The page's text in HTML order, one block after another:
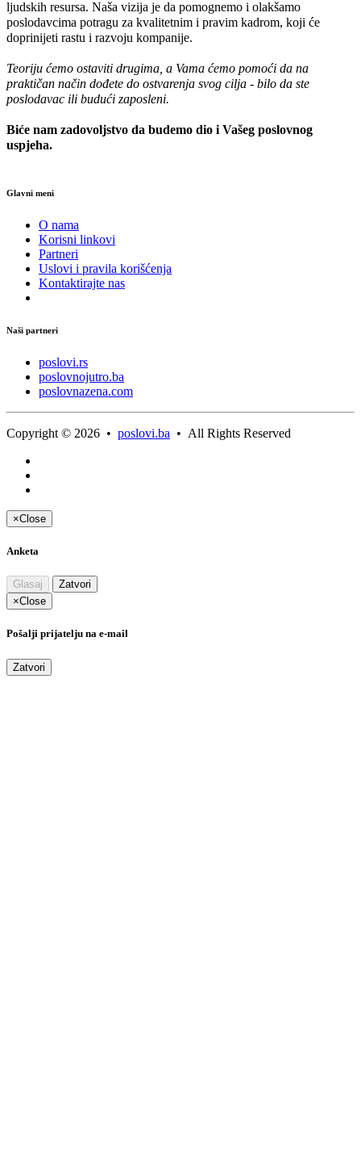
ljudskih resursa. Naša vizija je da pomognemo i olakšamo
poslodavcima potragu za kvalitetnim i pravim kadrom, koji će
doprinijeti rastu i razvoju kompanije.
Teoriju ćemo ostaviti drugima, a Vama ćemo pomoći da na
praktičan način dođete do ostvarenja svog cilja - bilo da ste
poslodavac ili budući zaposleni.
Biće nam zadovoljstvo da budemo dio i Vašeg poslovnog
uspjeha.
Glavni meni
O nama
Korisni linkovi
Partneri
Uslovi i pravila korišćenja
Kontaktirajte nas
Naši partneri
poslovi.rs
poslovnojutro.ba
poslovnazena.com
Copyright © 2026 • poslovi.ba • All Rights Reserved
×Close
Anketa
Glasaj
Zatvori
×Close
Pošalji prijatelju na e-mail
Zatvori